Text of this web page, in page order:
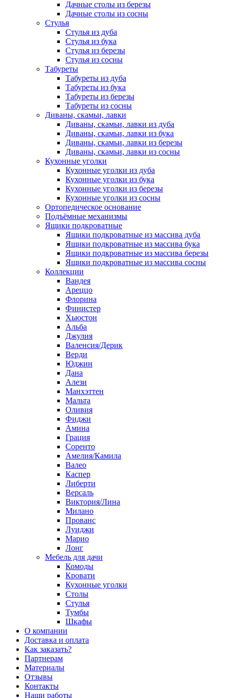
Дачные столы из березы
Дачные столы из сосны
Стулья
Стулья из дуба
Стулья из бука
Стулья из березы
Стулья из сосны
Табуреты
Табуреты из дуба
Табуреты из бука
Табуреты из березы
Табуреты из сосны
Диваны, скамьи, лавки
Диваны, скамьи, лавки из дуба
Диваны, скамьи, лавки из бука
Диваны, скамьи, лавки из березы
Диваны, скамьи, лавки из сосны
Кухонные уголки
Кухонные уголки из дуба
Кухонные уголки из бука
Кухонные уголки из березы
Кухонные уголки из сосны
Ортопедическое основание
Подъёмные механизмы
Ящики подкроватные
Ящики подкроватные из массива дуба
Ящики подкроватные из массива бука
Ящики подкроватные из массива березы
Ящики подкроватные из массива сосны
Коллекции
Вандея
Ареццо
Флорина
Финистер
Хьюстон
Альба
Джулия
Валенсия/Дерик
Верди
Юджин
Дана
Алези
Манхэттен
Мальта
Оливия
Фиджи
Амина
Грация
Соренто
Амелия/Камила
Валео
Каспер
Либерти
Версаль
Виктория/Лина
Милано
Прованс
Луиджи
Марио
Лонг
Мебель для дачи
Комоды
Кровати
Кухонные уголки
Столы
Стулья
Тумбы
Шкафы
О компании
Доставка и оплата
Как заказать?
Партнерам
Материалы
Отзывы
Контакты
Наши работы